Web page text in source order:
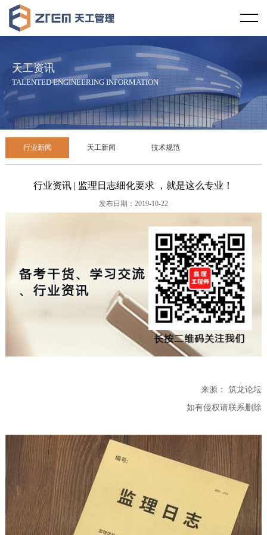
天工资讯
TALENTED ENGINEERING INFORMATION
行业新闻 天工新闻 技术规范
行业资讯 | 监理日志细化要求 ，就是这么专业！
发布日期：2019-10-22
来源： 筑龙论坛
如有侵权请联系删除
天工视野
企业概况
企业资质
合作伙伴
发展历程
企业荣誉
天工文化
企业宗旨
廉政教育
天工资讯
技术规范
天工案例
工程设计
造价咨询
项目管理
工程监理
学术研究
学术交流
学术论文
专利课题
人力资源
人才理念
员工培训
联系我们